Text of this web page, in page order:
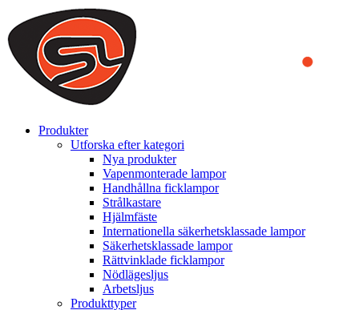
We use cookies to ensure that we provide you the best experience
on our website. By continuing to browse this website, you accept
that cookies are used to help us analyze how the website is used and
to offer you a better experience. To learn more or to find out how
you can disable cookies, you can access our
Produkter
Utforska efter kategori
Nya produkter
Vapenmonterade lampor
Handhållna ficklampor
Strålkastare
Hjälmfäste
Internationella säkerhetsklassade lampor
Säkerhetsklassade lampor
Rättvinklade ficklampor
Nödlägesljus
Arbetsljus
Produkttyper